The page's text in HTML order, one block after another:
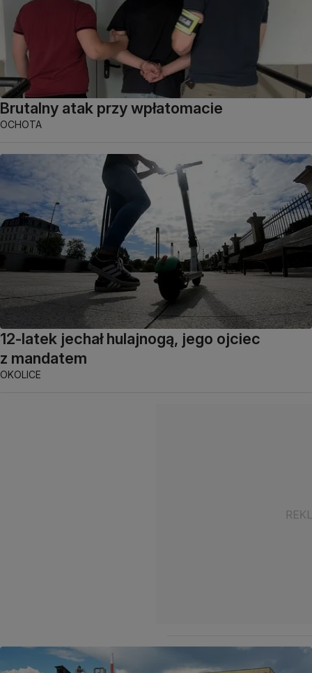
Brutalny atak przy wpłatomacie
OCHOTA
12-latek jechał hulajnogą, jego ojciec
z mandatem
OKOLICE